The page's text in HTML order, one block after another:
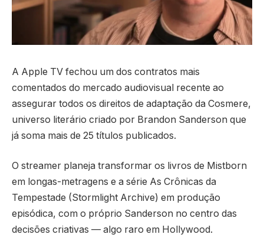
A Apple TV fechou um dos contratos mais
comentados do mercado audiovisual recente ao
assegurar todos os direitos de adaptação da Cosmere,
universo literário criado por Brandon Sanderson que
já soma mais de 25 títulos publicados.
O streamer planeja transformar os livros de Mistborn
em longas-metragens e a série As Crônicas da
Tempestade (Stormlight Archive) em produção
episódica, com o próprio Sanderson no centro das
decisões criativas — algo raro em Hollywood.